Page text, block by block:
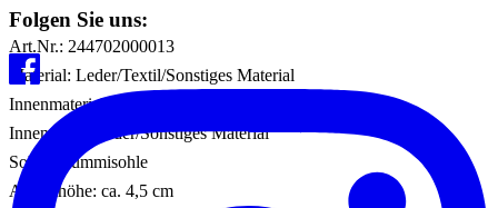
Art.Nr.: 244702000013
Material: Leder/Textil/Sonstiges Material
Innenmaterial: Leder/Sonstiges Material
Innensohle: Leder/Sonstiges Material
Sohle: Gummisohle
Absatzhöhe: ca. 4,5 cm
Folgen Sie uns: